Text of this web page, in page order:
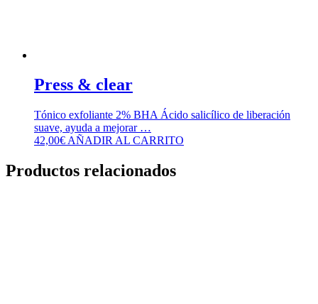
Press & clear
Tónico exfoliante 2% BHA Ácido salicílico de liberación
suave, ayuda a mejorar …
42,00€ AÑADIR AL CARRITO
Productos relacionados